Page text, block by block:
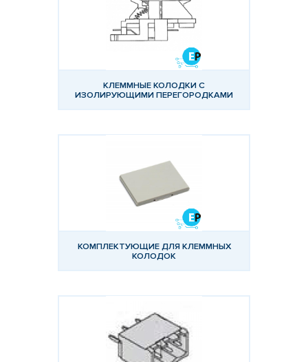
КЛЕММНЫЕ КОЛОДКИ С
ИЗОЛИРУЮЩИМИ ПЕРЕГОРОДКАМИ
КОМПЛЕКТУЮЩИЕ ДЛЯ КЛЕММНЫХ
КОЛОДОК